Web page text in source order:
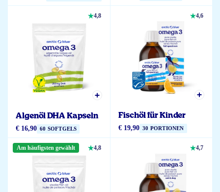
4,8
Algenöl DHA Kapseln
€ 16,90 60 SOFTGELS
4,6
Fischöl für Kinder
€ 19,90 30 PORTIONEN
Am häufigsten gewählt 4,8 4,7